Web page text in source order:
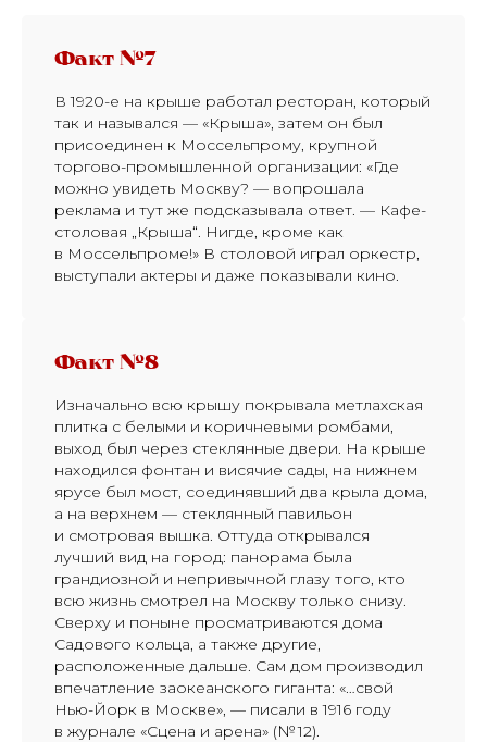
Факт №7
В 1920-е на крыше работал ресторан, который
так и назывался — «Крыша», затем он был
присоединен к Моссельпрому, крупной
торгово-промышленной организации: «Где
можно увидеть Москву? — вопрошала
реклама и тут же подсказывала ответ. — Кафе-
столовая „Крыша“. Нигде, кроме как
в Моссельпроме!» В столовой играл оркестр,
выступали актеры и даже показывали кино.
Факт №8
Изначально всю крышу покрывала метлахская
плитка с белыми и коричневыми ромбами,
выход был через стеклянные двери. На крыше
находился фонтан и висячие сады, на нижнем
ярусе был мост, соединявший два крыла дома,
а на верхнем — стеклянный павильон
и смотровая вышка. Оттуда открывался
лучший вид на город: панорама была
грандиозной и непривычной глазу того, кто
всю жизнь смотрел на Москву только снизу.
Сверху и поныне просматриваются дома
Садового кольца, а также другие,
расположенные дальше. Сам дом производил
впечатление заокеанского гиганта: «…свой
Нью-Йорк в Москве», — писали в 1916 году
в журнале «Сцена и арена» (№ 12).